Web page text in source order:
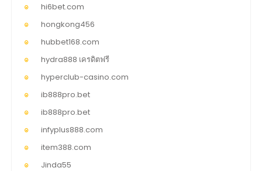
hi6bet.com
hongkong456
hubbet168.com
hydra888 เครดิตฟรี
hyperclub-casino.com
ib888pro.bet
ib888pro.bet
infyplus888.com
item388.com
Jinda55